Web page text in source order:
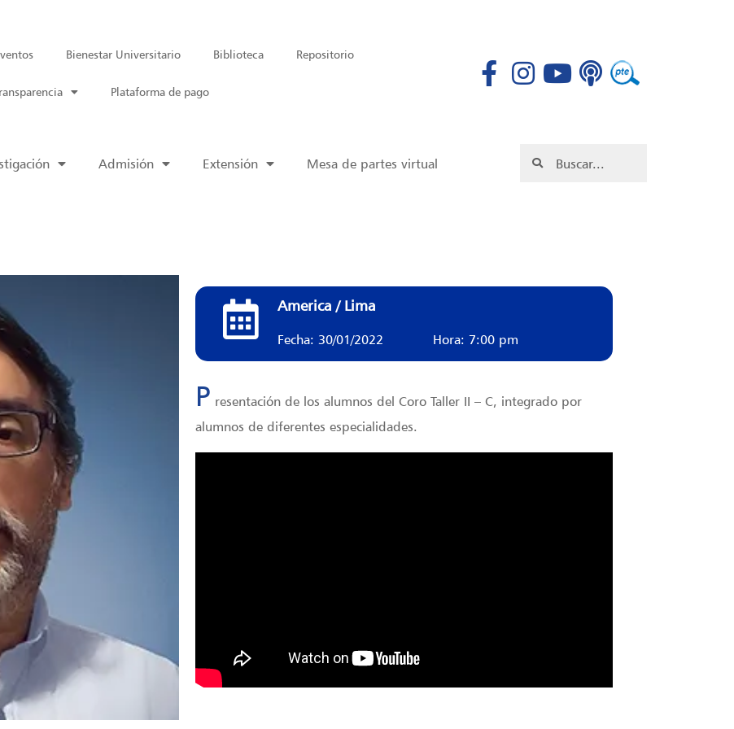
Bienestar Universitario Biblioteca Repositorio
Plataforma de pago
Admisión Extensión Mesa de partes virtual
America / Lima
Fecha: 30/01/2022 Hora: 7:00 pm
P resentación de los alumnos del Coro Taller II – C, integrado por
alumnos de diferentes especialidades.